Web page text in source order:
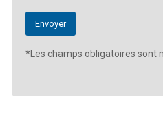
*Les champs obligatoires sont